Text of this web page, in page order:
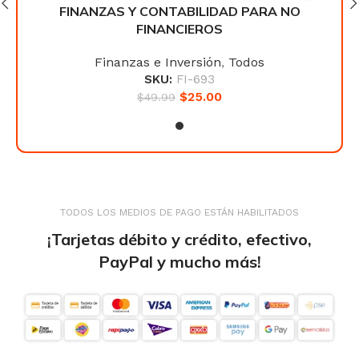
FINANZAS Y CONTABILIDAD PARA NO
FINANCIEROS
Finanzas e Inversión, Todos
SKU: FI-693
$49.99 $25.00
TODOS LOS MEDIOS DE PAGO ESTÁN HABILITADOS
¡Tarjetas débito y crédito, efectivo,
PayPal y mucho más!